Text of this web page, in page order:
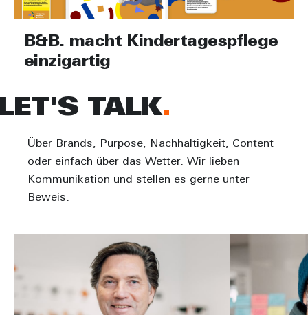
B&B. macht Kindertagespflege
einzigartig
TALK
Über Brands, Purpose, Nachhaltigkeit, Content
oder einfach über das Wetter. Wir lieben
Kommunikation und stellen es gerne unter
Beweis.